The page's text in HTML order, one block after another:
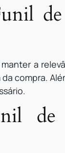
a
compra.
de